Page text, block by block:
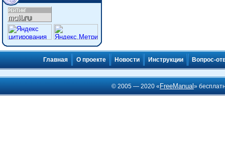
Главная О проекте Новости Инструкции Вопрос-
© 2005 — 2020 « FreeManual»